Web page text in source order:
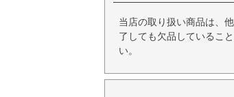
当店の取り扱い商品は、
了しても欠品しているこ
い。